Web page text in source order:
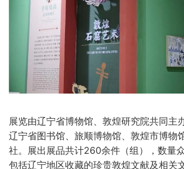
展览由辽宁省博物馆、敦煌研究院共同主
辽宁省图书馆、旅顺博物馆、敦煌市博物
社。展出展品共计260余件（组），数量
包括辽宁地区收藏的珍贵敦煌文献及相关